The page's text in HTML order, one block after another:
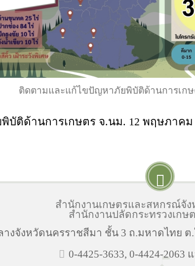
ติดตามและแก้ไขปัญหาภัยพิบัติด้านการเก
ติด้านการเกษตร จ.นม. 12 พฤษภาคม
สำนักงานเกษตรและสหกรณ์จั
สำนักงานปลัดกระทรวงเก
งจังหวัดนครราชสีมา ชั้น 3 ถ.มหาดไทย ต.
0-4425-3633, 0-4424-2063